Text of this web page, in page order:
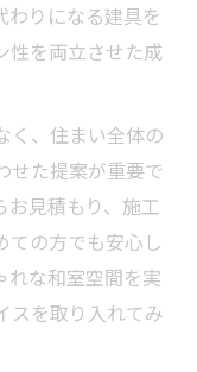
わりになる建具を
性を両立させた成
く、住まい全体の
せた提案が重要で
お見積もり、施工
ての方でも安心し
れな和室空間を実
スを取り入れてみ